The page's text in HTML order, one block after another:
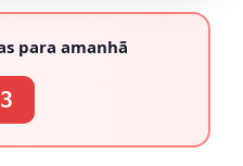
para amanhã